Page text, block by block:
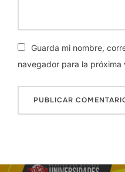
Guarda mi nombre,
navegador para la próxima